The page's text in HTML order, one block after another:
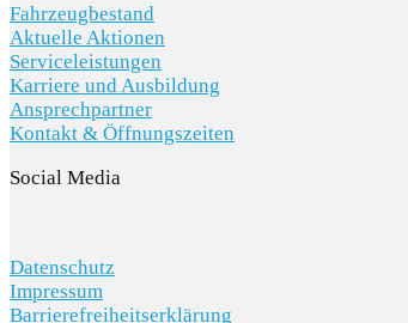
Fahrzeugbestand
Aktuelle Aktionen
Serviceleistungen
Karriere und Ausbildung
Ansprechpartner
Kontakt & Öffnungszeiten
Social Media
Datenschutz
Impressum
Barrierefreiheitserklärung